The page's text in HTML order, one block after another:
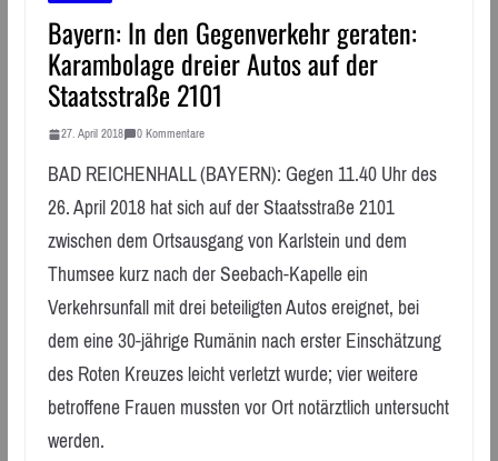
Bayern: In den Gegenverkehr geraten:
Karambolage dreier Autos auf der
Staatsstraße 2101
27. April 2018 0 Kommentare
BAD REICHENHALL (BAYERN): Gegen 11.40 Uhr des
26. April 2018 hat sich auf der Staatsstraße 2101
zwischen dem Ortsausgang von Karlstein und dem
Thumsee kurz nach der Seebach-Kapelle ein
Verkehrsunfall mit drei beteiligten Autos ereignet, bei
dem eine 30-jährige Rumänin nach erster Einschätzung
des Roten Kreuzes leicht verletzt wurde; vier weitere
betroffene Frauen mussten vor Ort notärztlich untersucht
werden.